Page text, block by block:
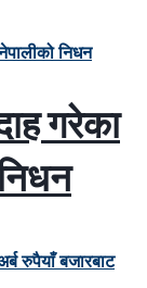
गरेका